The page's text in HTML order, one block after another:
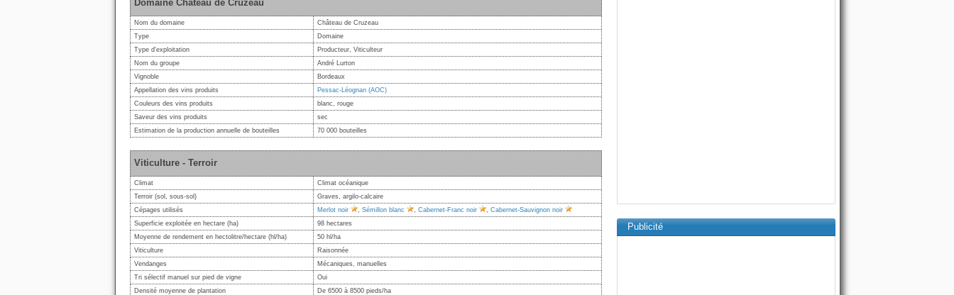
Domaine Château de Cruzeau
Nom du domaine
Château de Cruzeau
Type
Domaine
Type d'exploitation
Producteur, Viticulteur
Nom du groupe
André Lurton
Vignoble
Bordeaux
Appellation des vins produits
Pessac-Léognan (AOC)
Couleurs des vins produits
blanc, rouge
Saveur des vins produits
sec
Estimation de la production annuelle de bouteilles
70 000 bouteilles
Viticulture - Terroir
Climat
Climat océanique
Terroir (sol, sous-sol)
Graves, argilo-calcaire
Cépages utilisés
Merlot noir , Sémillon blanc , Cabernet-Franc noir , Cabernet-Sauvignon noir
Superficie exploitée en hectare (ha)
98 hectares
Moyenne de rendement en hectolitre/hectare (hl/ha)
50 hl/ha
Viticulture
Raisonnée
Vendanges
Mécaniques, manuelles
Tri sélectif manuel sur pied de vigne
Oui
Densité moyenne de plantation
De 6500 à 8500 pieds/ha
Publicité